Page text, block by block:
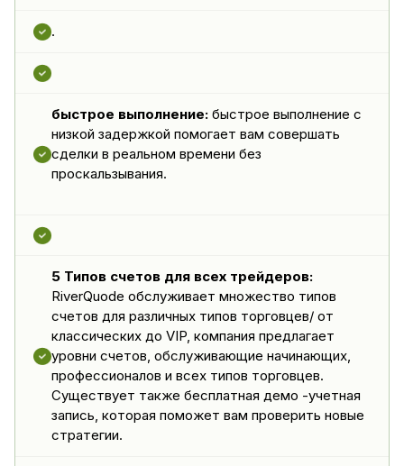
.
быстрое выполнение: быстрое выполнение с
низкой задержкой помогает вам совершать
сделки в реальном времени без
проскальзывания.
5 Типов счетов для всех трейдеров:
RiverQuode обслуживает множество типов
счетов для различных типов торговцев/ от
классических до VIP, компания предлагает
уровни счетов, обслуживающие начинающих,
профессионалов и всех типов торговцев.
Существует также бесплатная демо -учетная
запись, которая поможет вам проверить новые
стратегии.